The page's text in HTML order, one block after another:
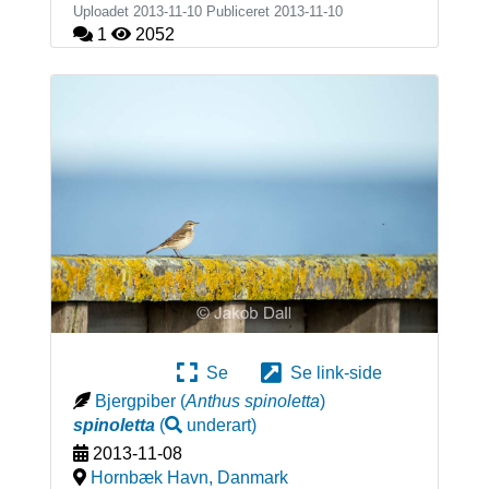
Uploadet 2013-11-10 Publiceret 2013-11-10
1 2052
Se
Se link-side
Bjergpiber (Anthus spinoletta)
spinoletta( underart)
2013-11-08
Hornbæk Havn, Danmark